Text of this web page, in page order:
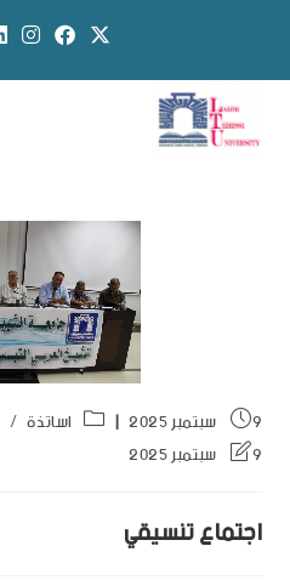
9 سبتمبر 2025 اساتذة /
9 سبتمبر 2025
اجتماع تنسيقي